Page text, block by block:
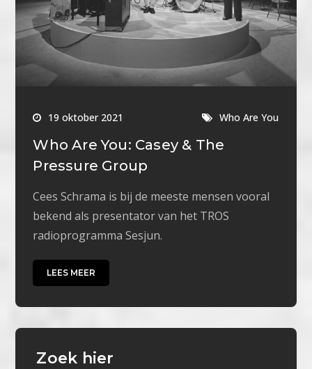
19 oktober 2021 Who Are You
Who Are You: Casey & The
Pressure Group
Cees Schrama is bij de meeste mensen vooral
bekend als presentator van het TROS
radioprogramma Sesjun.
LEES MEER
Zoek hier